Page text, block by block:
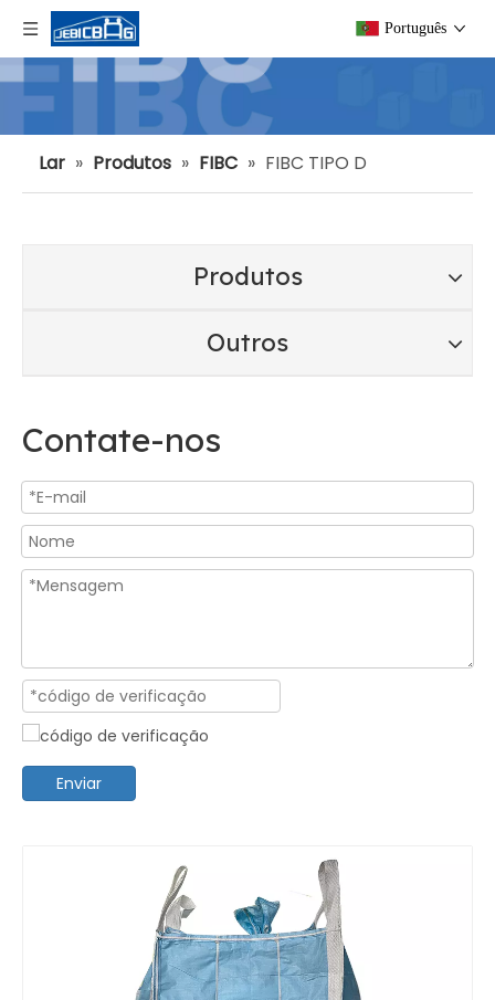
Português
Lar » Produtos » FIBC » FIBC TIPO D
Produtos
Outros
Contate-nos
Enviar